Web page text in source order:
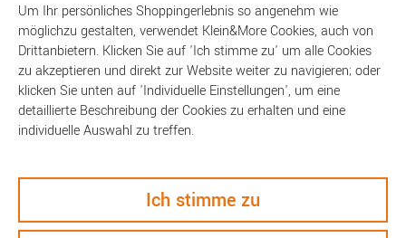
Beschreibung
Um Ihr persönliches Shoppingerlebnis so angenehm wie
möglichzu gestalten, verwendet Klein&More Cookies, auch von
Drittanbietern. Klicken Sie auf 'Ich stimme zu' um alle Cookies
zu akzeptieren und direkt zur Website weiter zu navigieren; oder
klicken Sie unten auf 'Individuelle Einstellungen', um eine
detaillierte Beschreibung der Cookies zu erhalten und eine
individuelle Auswahl zu treffen.
Ich stimme zu